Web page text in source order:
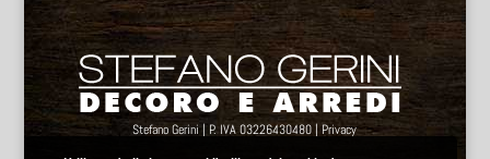
Stefano Gerini | P. IVA 03226430480 |Privacy